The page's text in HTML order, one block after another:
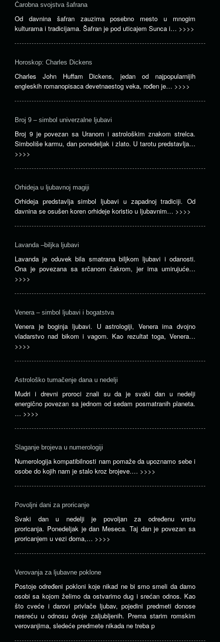
Čarobna svojstva šafrana
Od davnina šafran zauzima posebno mesto u mnogim
kulturama i tradicijama. Šafran je pod uticajem Sunca i… >>>>
Horoskop: Charles Dickens
Charles John Huffam Dickens, jedan od najpopularnijih
engleskih romanopisaca devetnaestog veka, rođen je… >>>>
Broj 9 – simbol univerzalne ljubavi
Broj 9 je povezan sa Uranom i astrološkim znakom strelca.
Simboliše karmu, dan ponedeljak i zlato. U tarotu predstavlja…
>>>>
Orhideja u ljubavnoj magiji
Orhideja predstavlja simbol ljubavi u zapadnoj tradiciji. Od
davnina se osušen koren orhideje koristio u ljubavnim… >>>>
Lavanda –biljka ljubavi
Lavanda je oduvek bila smatrana biljkom ljubavi i odanosti.
Ona je povezana sa srčanom čakrom, jer ima umirujuće…
>>>>
Venera – simbol ljubavi i bogatstva
Venera je boginja ljubavi. U astrologiji, Venera ima dvojno
vladarstvo nad bikom i vagom. Kao rezultat toga, Venera…
>>>>
Astrološko tumačenje dana u nedelji
Mudri i drevni proroci znali su da je svaki dan u nedelji
energično povezan sa jednom od sedam posmatranih planeta.
… >>>>
Slaganje brojeva u numerologiji
Numerologija kompatibilnosti nam pomaže da upoznamo sebe i
osobe do kojih nam je stalo kroz brojeve.… >>>>
Povoljni dani za proricanje
Svaki dan u nedelji je povoljan za određenu vrstu
proricanja. Ponedeljak je dan Meseca. Taj dan je povezan sa
proricanjem u vezi doma,… >>>>
Verovanja za ljubavne poklone
Postoje određeni pokloni koje nikad ne bi smo smeli da damo
osobi sa kojom želimo da ostvarimo dug i srećan odnos. Kao
što cveće i darovi privlače ljubav, pojedini predmeti donose
nesreću u odnosu dvoje zaljubljenih. Prema starim romskim
verovanjima, sledeće predmete nikada ne treba p